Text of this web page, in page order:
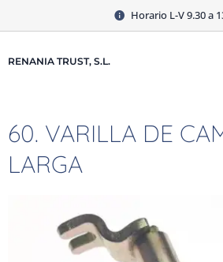
Horario L-V 9.30 a
RENANIA TRUST, S.L.
60. VARILLA DE
LARGA